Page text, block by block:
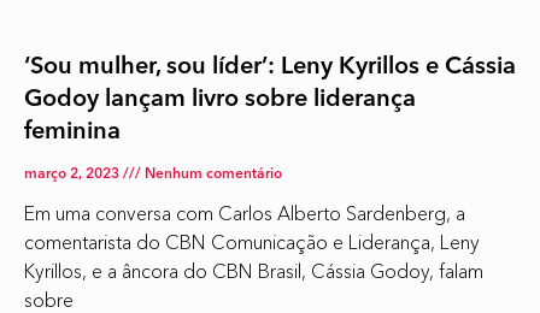
‘Sou mulher, sou líder’: Leny Kyrillos e Cássia
Godoy lançam livro sobre liderança
feminina
março 2, 2023 Nenhum comentário
Em uma conversa com Carlos Alberto Sardenberg, a
comentarista do CBN Comunicação e Liderança, Leny
Kyrillos, e a âncora do CBN Brasil, Cássia Godoy, falam
sobre